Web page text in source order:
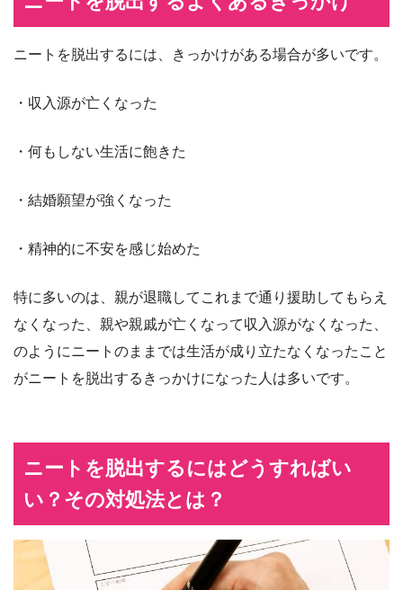
ニートを脱出するには、きっかけがある場合が多いです。
・収入源が亡くなった
・何もしない生活に飽きた
・結婚願望が強くなった
・精神的に不安を感じ始めた
特に多いのは、親が退職してこれまで通り援助してもらえ
なくなった、親や親戚が亡くなって収入源がなくなった、
のようにニートのままでは生活が成り立たなくなったこと
がニートを脱出するきっかけになった人は多いです。
ニートを脱出するにはどうすればい
い？その対処法とは？